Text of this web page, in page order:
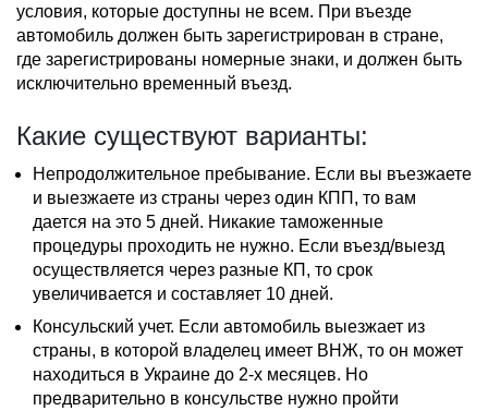
условия, которые доступны не всем. При въезде
автомобиль должен быть зарегистрирован в стране,
где зарегистрированы номерные знаки, и должен быть
исключительно временный въезд.
Какие существуют варианты:
Непродолжительное пребывание. Если вы въезжаете
и выезжаете из страны через один КПП, то вам
дается на это 5 дней. Никакие таможенные
процедуры проходить не нужно. Если въезд/выезд
осуществляется через разные КП, то срок
увеличивается и составляет 10 дней.
Консульский учет. Если автомобиль выезжает из
страны, в которой владелец имеет ВНЖ, то он может
находиться в Украине до 2-х месяцев. Но
предварительно в консульстве нужно пройти